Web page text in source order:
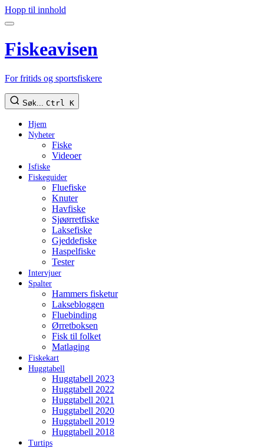
Hopp til innhold
Fiskeavisen
For fritids og sportsfiskere
Søk... Ctrl K
Hjem
Nyheter
Fiske
Videoer
Isfiske
Fiskeguider
Fluefiske
Knuter
Havfiske
Sjøørretfiske
Laksefiske
Gjeddefiske
Haspelfiske
Tester
Intervjuer
Spalter
Hammers fisketur
Laksebloggen
Fluebinding
Ørretboksen
Fisk til folket
Matlaging
Fiskekart
Huggtabell
Huggtabell 2023
Huggtabell 2022
Huggtabell 2021
Huggtabell 2020
Huggtabell 2019
Huggtabell 2018
Turtips